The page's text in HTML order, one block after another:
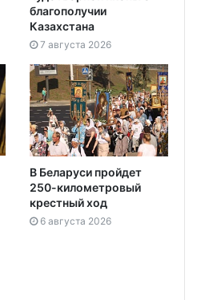
благополучии
Казахстана
7 августа 2026
В Беларуси пройдет
250-километровый
крестный ход
6 августа 2026